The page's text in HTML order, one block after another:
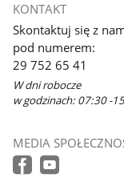
KONTAKT
Skontaktuj się z
pod numerem:
29 752 65 41
W dni robocze
w godzinach: 07:30 -
MEDIA